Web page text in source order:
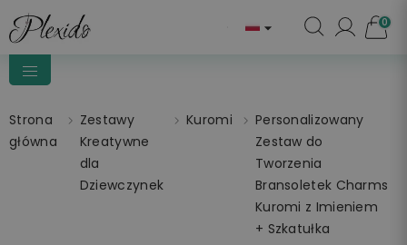
 0
Strona
główna
Zestawy
Kreatywne
dla
Dziewczynek
Kuromi
Personalizowany
Zestaw do
Tworzenia
Bransoletek Charms
Kuromi z Imieniem
+ Szkatułka